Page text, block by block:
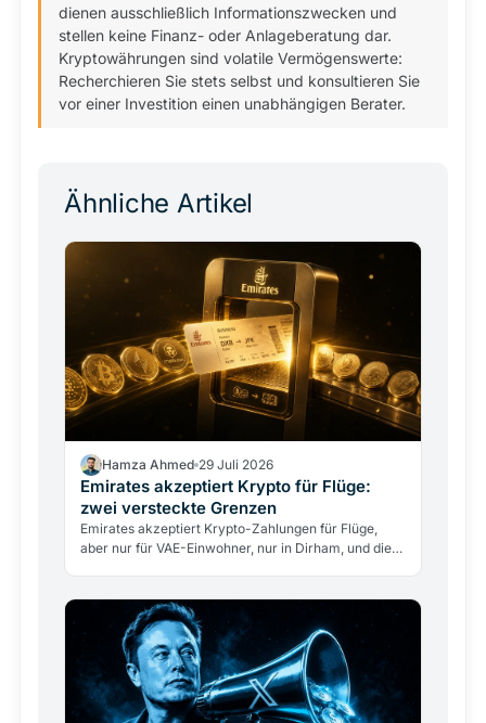
dienen ausschließlich Informationszwecken und
stellen keine Finanz- oder Anlageberatung dar.
Kryptowährungen sind volatile Vermögenswerte:
Recherchieren Sie stets selbst und konsultieren Sie
vor einer Investition einen unabhängigen Berater.
Ähnliche Artikel
Hamza Ahmed 29 Juli 2026
Emirates akzeptiert Krypto für Flüge:
zwei versteckte Grenzen
Emirates akzeptiert Krypto-Zahlungen für Flüge,
aber nur für VAE-Einwohner, nur in Dirham, und die